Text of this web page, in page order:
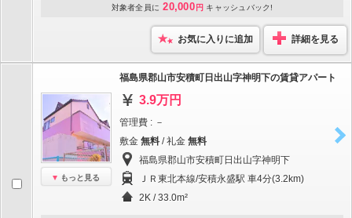
対象者全員に 20,000 円 キャッシュバック!
お気に入りに追加 詳細を見る
もっと見る
福島県郡山市安積町日出山字神明下の賃貸アパート
3.9万円
管理費 : －
敷金 無料 / 礼金 無料
福島県郡山市安積町日出山字神明下
ＪＲ東北本線/安積永盛駅 車4分(3.2km)
2K / 33.0m²